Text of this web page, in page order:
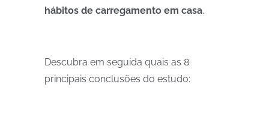
hábitos de carregamento em casa.
Descubra em seguida quais as 8
principais conclusões do estudo: